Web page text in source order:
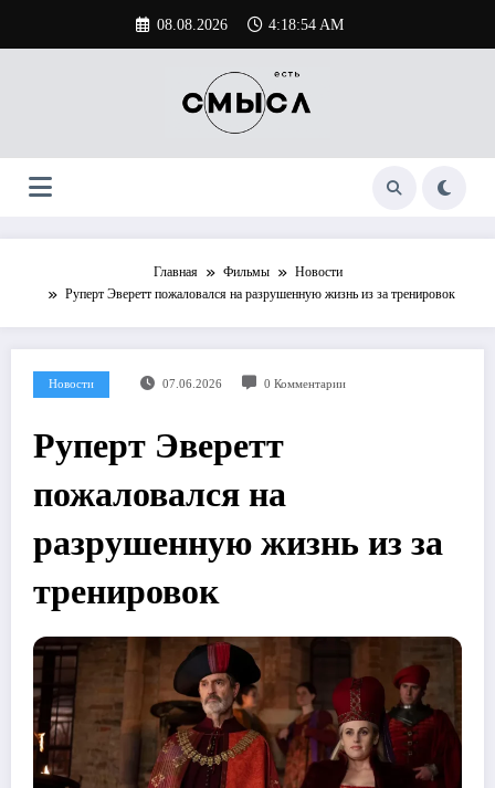
содержимому
08.08.2026 4:18:55 AM
Главная Фильмы
Новости
Руперт Эверетт пожаловался на разрушенную жизнь из за тренировок
Новости 07.06.2026 0 Комментарии
Руперт Эверетт
пожаловался на
разрушенную жизнь из за
тренировок